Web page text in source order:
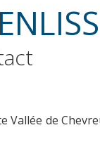
Vallée de